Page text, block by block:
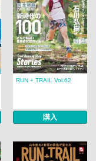
RUN + TRAIL Vol.62
購入